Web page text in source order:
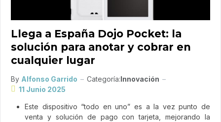
Llega a España Dojo Pocket: la
solución para anotar y cobrar en
cualquier lugar
By Alfonso Garrido Categoría:Innovación
11 Junio 2025
Este dispositivo “todo en uno” es a la vez punto de
venta y solución de pago con tarjeta, mejorando la